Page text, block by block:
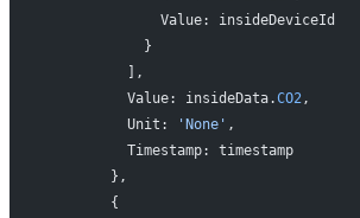
              Value: insideDeviceId
            }
          ],
          Value: insideData.
CO2 ,
          Unit:
'None' ,
          Timestamp: timestamp
        },
        {